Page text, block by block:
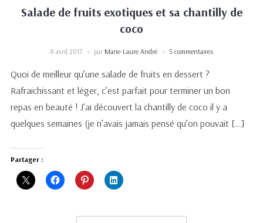
Salade de fruits exotiques et sa chantilly de
coco
8 avril 2017 par Marie-Laure André 5 commentaires
Quoi de meilleur qu’une salade de fruits en dessert ?
Rafraichissant et léger, c’est parfait pour terminer un bon
repas en beauté ! J’ai découvert la chantilly de coco il y a
quelques semaines (je n’avais jamais pensé qu’on pouvait […]
Partager :